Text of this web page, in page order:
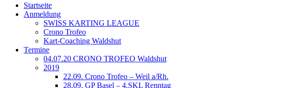
Startseite
Anmeldung
SWISS KARTING LEAGUE
Crono Trofeo
Kart-Coaching Waldshut
Termine
04.07.20 CRONO TROFEO Waldshut
2019
22.09. Crono Trofeo – Weil a/Rh.
28.09. GP Basel – 4.SKL Renntag